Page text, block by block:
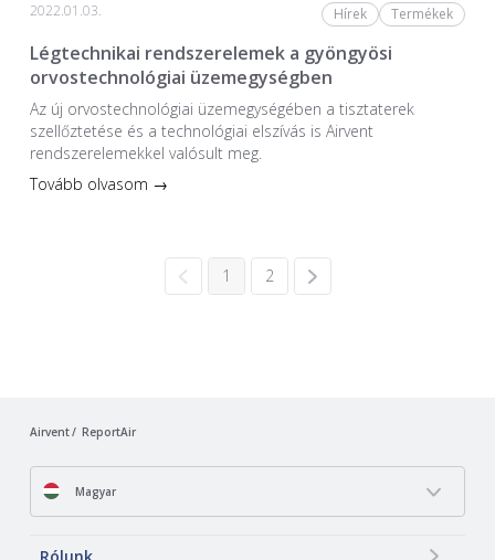
2022.01.03. Hírek Termékek
Légtechnikai rendszerelemek a gyöngyösi
orvostechnológiai üzemegységben
Az új orvostechnológiai üzem­egységében a tiszta­terek
szellőztetése és a technológiai elszívás is Airvent
rendszerelemekkel valósult meg.
Tovább olvasom →
1 2
Airvent ReportAir
Magyar